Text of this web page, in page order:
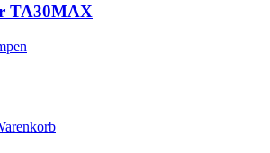
TA30MAX